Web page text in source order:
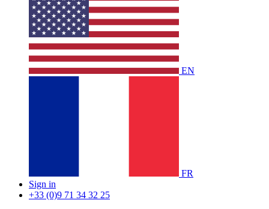
EN
FR
Sign in
+33 (0)9 71 34 32 25